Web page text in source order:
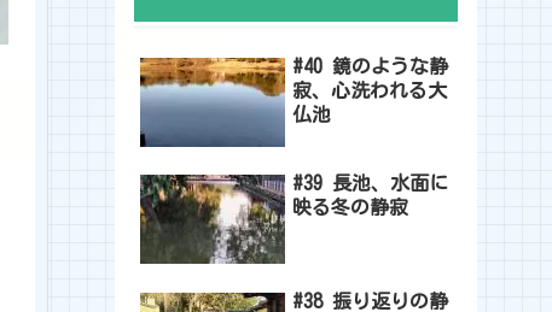
#40 鏡のような静
寂、心洗われる大
仏池
#39 長池、水面に
映る冬の静寂
#38 振り返りの静